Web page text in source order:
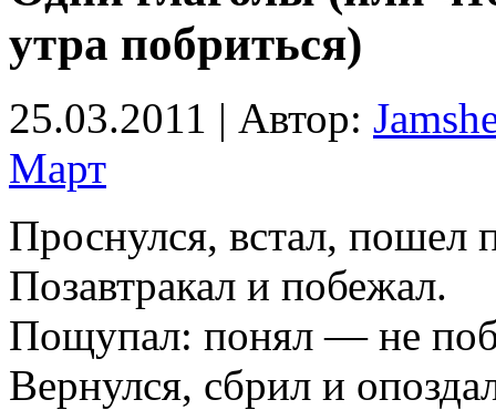
утра побриться)
25.03.2011 | Автор:
Март
Проснулся, встал, пошел
Позавтракал и побежал.
Пощупал: понял — не
Вернулся, сбрил и